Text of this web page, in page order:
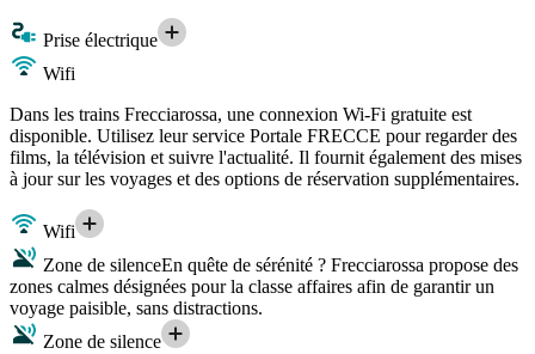
Prise électrique
Wifi
Dans les trains Frecciarossa, une connexion Wi-Fi gratuite est
disponible. Utilisez leur service Portale FRECCE pour regarder des
films, la télévision et suivre l'actualité. Il fournit également des mises
à jour sur les voyages et des options de réservation supplémentaires.
Wifi
Zone de silenceEn quête de sérénité ? Frecciarossa propose des
zones calmes désignées pour la classe affaires afin de garantir un
voyage paisible, sans distractions.
Zone de silence